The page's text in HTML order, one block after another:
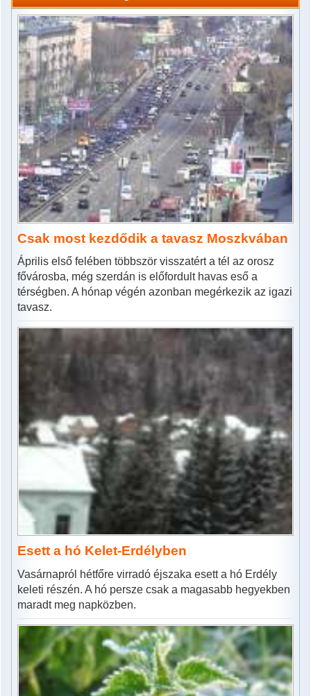
Csak most kezdődik a tavasz Moszkvában
Április első felében többször visszatért a tél az orosz
fővárosba, még szerdán is előfordult havas eső a
térségben. A hónap végén azonban megérkezik az igazi
tavasz.
Esett a hó Kelet-Erdélyben
Vasárnapról hétfőre virradó éjszaka esett a hó Erdély
keleti részén. A hó persze csak a magasabb hegyekben
maradt meg napközben.